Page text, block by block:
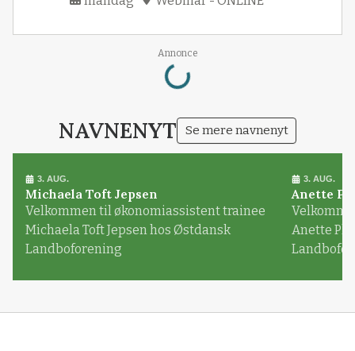
Annonce
Loading...
NAVNENYT Se mere navnenyt
3. AUG.
Michaela Toft Jepsen
Velkommen til økonomiassistent trainee
Michaela Toft Jepsen hos Østdansk
Landboforening
3. AUG.
Anette
Anette